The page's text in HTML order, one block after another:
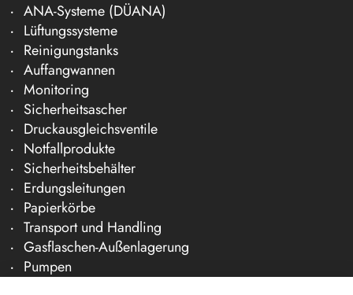
ANA-Systeme (DÜANA)
Lüftungssysteme
Reinigungstanks
Auffangwannen
Monitoring
Sicherheitsascher
Druckausgleichsventile
Notfallprodukte
Sicherheitsbehälter
Erdungsleitungen
Papierkörbe
Transport und Handling
Gasflaschen-Außenlagerung
Pumpen